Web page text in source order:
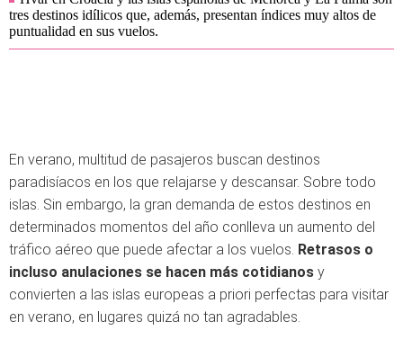
tres destinos idílicos que, además, presentan índices muy altos de
puntualidad en sus vuelos.
En verano, multitud de pasajeros buscan destinos
paradisíacos en los que relajarse y descansar. Sobre todo
islas. Sin embargo, la gran demanda de estos destinos en
determinados momentos del año conlleva un aumento del
tráfico aéreo que puede afectar a los vuelos. Retrasos o
incluso anulaciones se hacen más cotidianos y
convierten a las islas europeas a priori perfectas para visitar
en verano, en lugares quizá no tan agradables.